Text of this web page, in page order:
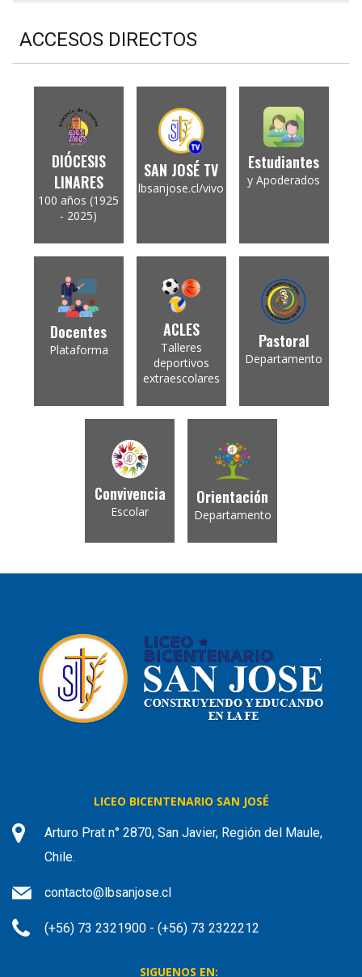
ACCESOS DIRECTOS
DIÓCESIS
LINARES
100 años (1925
- 2025)
SAN JOSÉ TV
lbsanjose.cl/vivo
Estudiantes
y Apoderados
Docentes
Plataforma
ACLES
Talleres
deportivos
extraescolares
Pastoral
Departamento
Convivencia
Escolar
Orientación
Departamento
LICEO BICENTENARIO SAN JOSÉ
Arturo Prat n° 2870, San Javier, Región del Maule,
Chile.
contacto@lbsanjose.cl
(+56) 73 2321900 - (+56) 73 2322212
SIGUENOS EN: